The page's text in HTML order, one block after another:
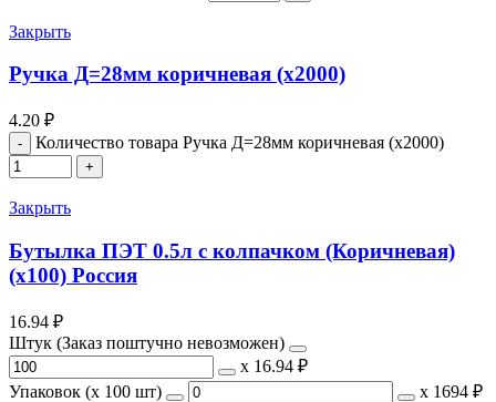
Закрыть
Ручка Д=28мм коричневая (х2000)
4.20 ₽
Количество товара Ручка Д=28мм коричневая (х2000)
Закрыть
Бутылка ПЭТ 0.5л с колпачком (Коричневая)
(х100) Россия
16.94 ₽
Штук (Заказ поштучно невозможен)
х 16.94 ₽
Упаковок (x 100 шт)
х 1694 ₽